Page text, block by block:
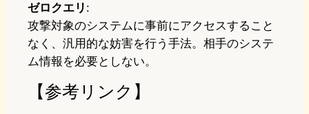
ゼロクエリ :
攻撃対象のシステムに事前にアクセスすること
なく、汎用的な妨害を行う手法。相手のシステ
ム情報を必要としない。
【参考リンク】